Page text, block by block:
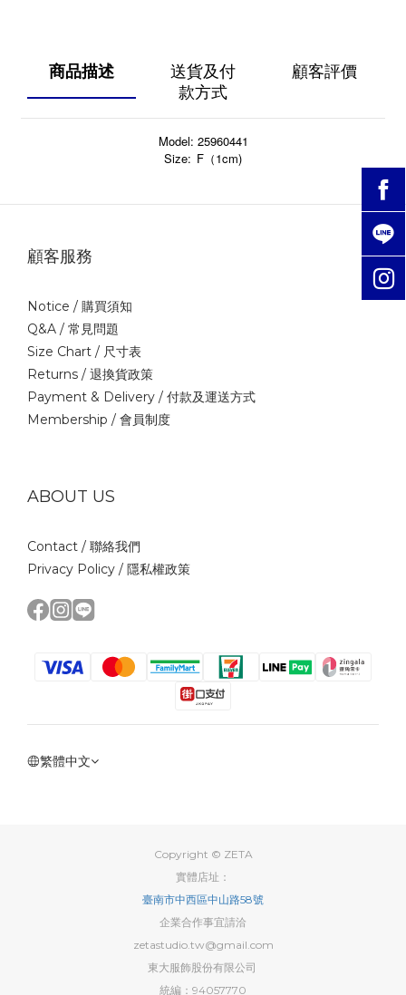
商品描述
送貨及付
款方式
顧客評價
Model: 25960441
Size: F （ 1cm)
顧客服務
Notice / 購買須知
Q&A / 常見問題
Size Chart / 尺寸表
Returns / 退換貨政策
Payment & Delivery / 付款及運送方式
Membership / 會員制度
ABOUT US
Contact / 聯絡我們
Privacy Policy / 隱私權政策
繁體中文
Copyright © ZETA
實體店址：
臺南市中西區中山路58號
企業合作事宜請洽
zetastudio.tw@gmail.com
東大服飾股份有限公司
統編：94057770